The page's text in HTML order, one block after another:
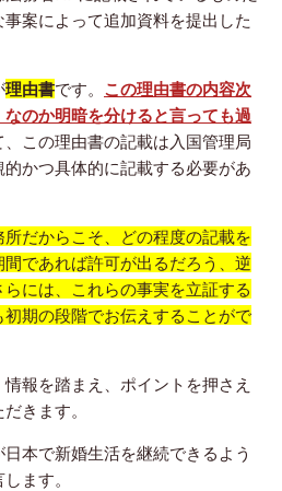
案によって追加資料を提出した
理由書です。 この理由書の内容次
のか明暗を分けると言っても過
、この理由書の記載は入国管理局
かつ具体的に記載する必要があ
だからこそ、どの程度の記載を
であれば許可が出るだろう、逆
には、これらの事実を立証する
期の段階でお伝えすることがで
報を踏まえ、ポイントを押さえ
きます。
本で新婚生活を継続できるよう
ます。